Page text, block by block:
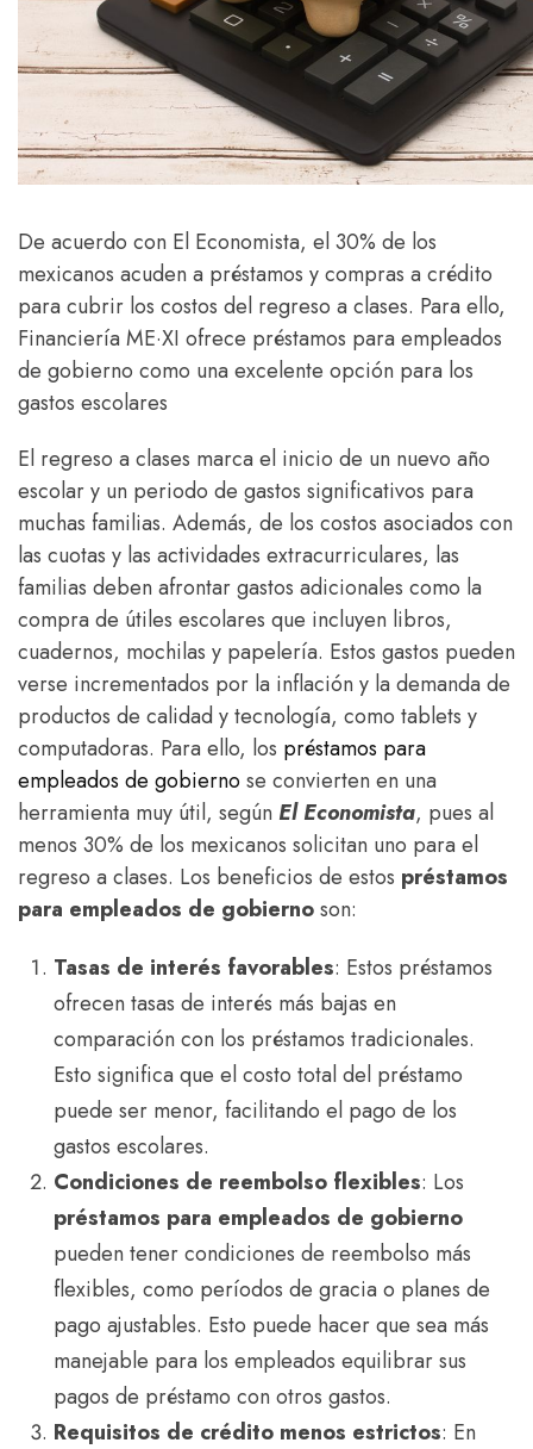
De acuerdo con El Economista, el 30% de los
mexicanos acuden a préstamos y compras a crédito
para cubrir los costos del regreso a clases. Para ello,
Financiería ME·XI ofrece préstamos para empleados
de gobierno como una excelente opción para los
gastos escolares
El regreso a clases marca el inicio de un nuevo año
escolar y un periodo de gastos significativos para
muchas familias. Además, de los costos asociados con
las cuotas y las actividades extracurriculares, las
familias deben afrontar gastos adicionales como la
compra de útiles escolares que incluyen libros,
cuadernos, mochilas y papelería. Estos gastos pueden
verse incrementados por la inflación y la demanda de
productos de calidad y tecnología, como tablets y
computadoras. Para ello, los préstamos para
empleados de gobierno se convierten en una
herramienta muy útil, según El Economista, pues al
menos 30% de los mexicanos solicitan uno para el
regreso a clases. Los beneficios de estos préstamos
para empleados de gobiernoson:
Tasas de interés favorables: Estos préstamos
ofrecen tasas de interés más bajas en
comparación con los préstamos tradicionales.
Esto significa que el costo total del préstamo
puede ser menor, facilitando el pago de los
gastos escolares.
Condiciones de reembolso flexibles: Los
préstamos para empleados de gobierno
pueden tener condiciones de reembolso más
flexibles, como períodos de gracia o planes de
pago ajustables. Esto puede hacer que sea más
manejable para los empleados equilibrar sus
pagos de préstamo con otros gastos.
Requisitos de crédito menos estrictos: En